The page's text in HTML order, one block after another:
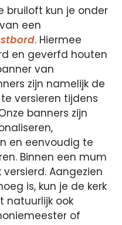
bruiloft kun je onder
een
. Hiermee
en geverfd houten
van
zijn namelijk de
versieren tijdens
banners zijn
en eenvoudig te
Binnen een mum
Aangezien
is, kun je de kerk
natuurlijk ook
of